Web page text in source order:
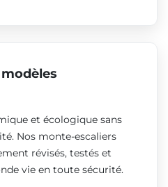
et écologique sans
Nos monte-escaliers
révisés, testés et
vie en toute sécurité.